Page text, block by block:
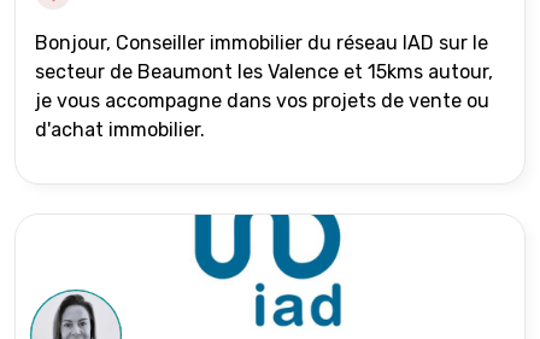
Bonjour, Conseiller immobilier du réseau IAD sur le
secteur de Beaumont les Valence et 15kms autour,
je vous accompagne dans vos projets de vente ou
d'achat immobilier.